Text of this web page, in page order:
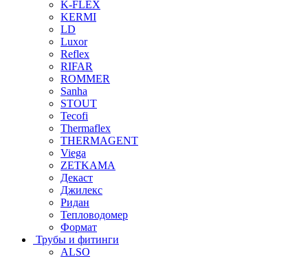
K-FLEX
KERMI
LD
Luxor
Reflex
RIFAR
ROMMER
Sanha
STOUT
Tecofi
Thermaflex
THERMAGENT
Viega
ZETKAMA
Декаст
Джилекс
Ридан
Тепловодомер
Формат
Трубы и фитинги
ALSO